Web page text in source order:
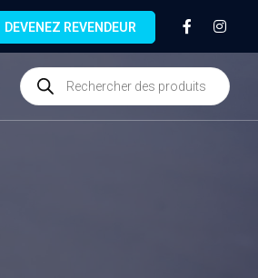
DEVENEZ REVENDEUR